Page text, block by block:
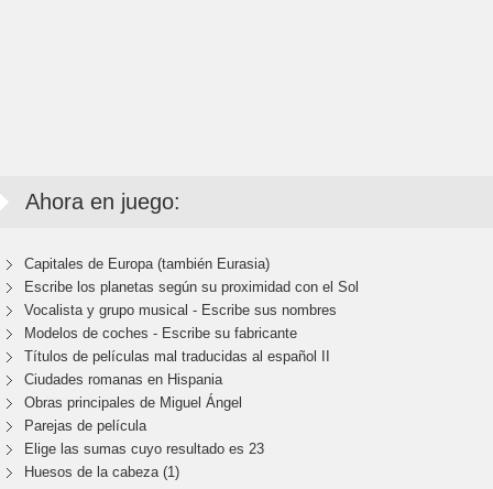
Ahora en juego:
Capitales de Europa (también Eurasia)
Escribe los planetas según su proximidad con el Sol
Vocalista y grupo musical - Escribe sus nombres
Modelos de coches - Escribe su fabricante
Títulos de películas mal traducidas al español II
Ciudades romanas en Hispania
Obras principales de Miguel Ángel
Parejas de película
Elige las sumas cuyo resultado es 23
Huesos de la cabeza (1)